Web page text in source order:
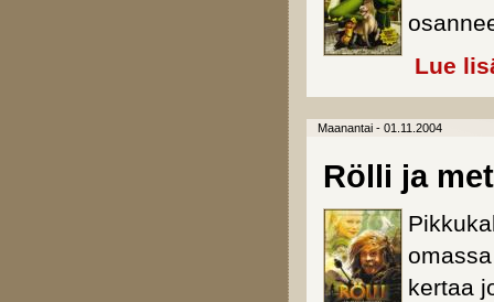
Lue
Maanantai - 01.11.2004
Rölli ja
kertaa